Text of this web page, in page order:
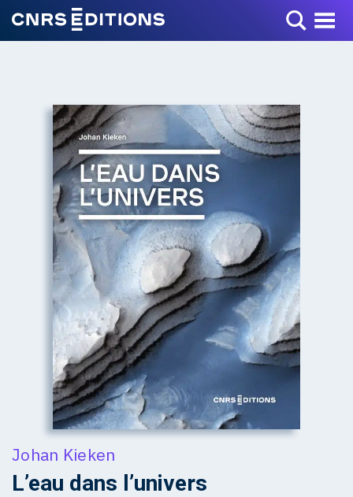
Toggle Menu
+
Johan Kieken
L’eau dans l’univers